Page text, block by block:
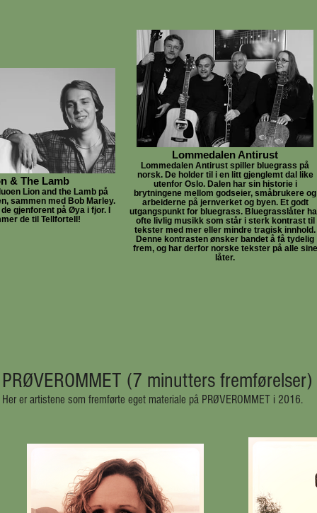
& The Lamb
Lion and the Lamb på
sammen med Bob Marley.
gjenforent på Øya i fjor. I
de til Tellfortell!
Lommedalen Antirust
Lommedalen Antirust spiller bluegrass på
norsk. De holder til i en litt gjenglemt dal like
utenfor Oslo. Dalen har sin historie i
brytningene mellom godseier, småbrukere og
arbeiderne på jernverket og byen. Et godt
utgangspunkt for bluegrass. Bluegrasslåter
ofte livlig musikk som står i sterk kontrast til
tekster med mer eller mindre tragisk innhold.
Denne kontrasten ønsker bandet å få tydelig
frem, og har derfor norske tekster på alle sine
låter.
PRØVEROMMET (7 minutters fremførelser)
Her er artistene som fremførte eget materiale på PRØVEROMMET i 2016.